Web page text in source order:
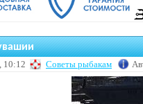
10:12 Советы рыбакам